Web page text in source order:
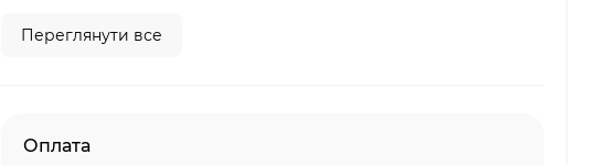
Переглянути все
Оплата